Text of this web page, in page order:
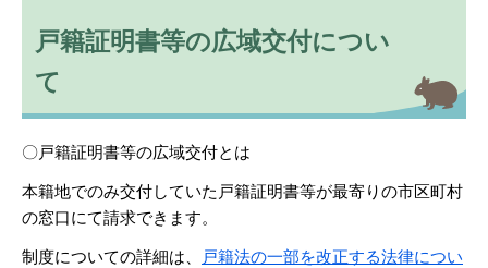
戸籍証明書等の広域交付につい
て
〇戸籍証明書等の広域交付とは
本籍地でのみ交付していた戸籍証明書等が最寄りの市区町村
の窓口にて請求できます。
制度についての詳細は、
戸籍法の一部を改正する法律につい